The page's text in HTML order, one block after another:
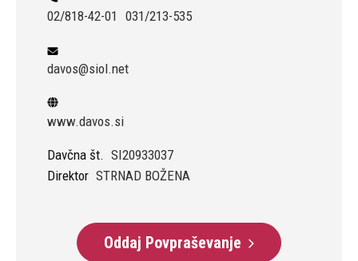
02/818-42-01 031/213-535
davos@siol.net
www.davos.si
Davčna št. SI20933037
Direktor STRNAD BOŽENA
Oddaj Povpraševanje